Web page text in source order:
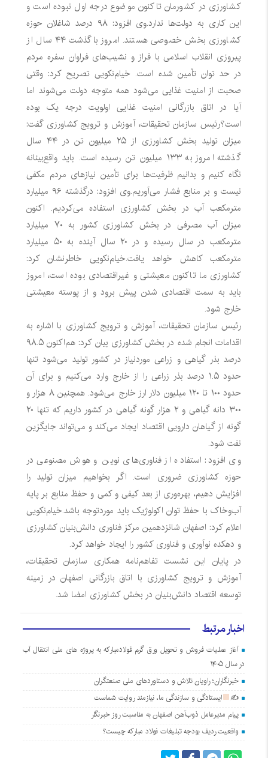
کشاورزی در کشورمان تاکنون موضوع درجه اول نبوده است و
این کاری به دولت‌ها ندارد.
وی افزود: ۹۸ درصد شاغلان حوزه
کشاورزی بخش خصوصی هستند. امروز باگذشت ۴۴ سال از
پیروزی انقلاب اسلامی با فراز و نشیب‌های فراوان سفره مردم
در حد توان تأمین شده است. خیام‌نکویی تصریح کرد: وقتی
صحبت از امنیت غذایی می‌شود همه متوجه دولت می‌شوند اما
آیا در اتاق بازرگانی امنیت غذایی اولویت درجه یک بوده
است؟رئیس سازمان تحقیقات، آموزش و ترویج کشاورزی گفت:
میزان تولید بخش کشاورزی از ۲۵ میلیون تن در ۴۴ سال
گذشته امروز به ۱۳۳ میلیون تن رسیده است. باید واقع‌بینانه
نگاه کنیم و بدانیم ظرفیت‌ها برای تأمین نیازهای مردم مکفی
نیست و بر منابع فشار می‌آوریم.
وی افزود: درگذشته ۹۶ میلیارد
مترمکعب آب در بخش کشاورزی استفاده می‌کردیم. اکنون
میزان آب مصرفی در بخش کشاورزی کشور به ۷۰ میلیارد
مترمکعب در سال رسیده و در ۲۰ سال آینده به ۵۰ میلیارد
مترمکعب کاهش خواهد یافت.خیام‌نکویی خاطرنشان کرد:
کشاورزی ما تاکنون معیشتی و غیراقتصادی بوده است، امروز
باید به سمت اقتصادی شدن پیش برود و از پوسته معیشتی
خارج شود.
رئیس سازمان تحقیقات، آموزش و ترویج کشاورزی با اشاره به
اقدامات انجام شده در بخش کشاورزی بیان کرد: هم‌اکنون ۹۸.۵
درصد بذر گیاهی و زراعی موردنیاز در کشور تولید می‌شود تنها
حدود ۱.۵ درصد بذر زراعی را از خارج وارد می‌کنیم و برای آن
حدود ۱۰۰ تا ۱۲۰ میلیون دلار ارز خارج می‌شود. همچنین ۸ هزار و
۳۰۰ دانه گیاهی و ۲ هزار گونه گیاهی در کشور داریم که تنها ۲۰
گونه از گیاهان دارویی اقتصاد ایجاد می‌کند و می‌تواند جایگزین
نفت شود.
وی افزود: استفاده از فناوری‌های نوین و هوش مصنوعی در
حوزه کشاورزی ضروری است. اگر بخواهیم میزان تولید را
افزایش دهیم، بهره‌وری از بعد کیفی و کمی و حفظ منابع بر پایه
آب‌وخاک با حفظ توان اکولوژیک باید موردتوجه باشد.خیام‌نکویی
اعلام کرد: اصفهان شانزدهمین مرکز فناوری دانش‌بنیان کشاورزی
و دهکده نوآوری و فناوری کشور را ایجاد خواهد کرد.
در پایان این نشست تفاهم‌نامه همکاری سازمان تحقیقات،
آموزش و ترویج کشاورزی با اتاق بازرگانی اصفهان در زمینه
توسعه اقتصاد دانش‌بنیان در بخش کشاورزی امضا شد.
اخبار مرتبط
آغاز عملیات فروش و تحویل ورق گرم فولادمبارکه به پروژه های ملی انتقال آب
در سال ۱۴۰۵
خبرنگاران؛ راویان تلاش و دستاوردهای ملی صنعتگران
✍
ایستادگی و سازندگی ما، نیازمند روایت شماست
پیام مدیرعامل ذوب‌آهن اصفهان به مناسبت روز خبرنگار
واقعیت ردیف بودجه تبلیغات فولاد مبارکه چیست؟